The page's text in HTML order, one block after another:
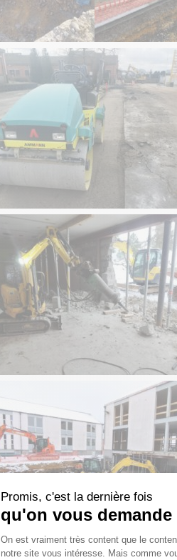
Promis, c'est la dernière fois
qu'on vous demande
Plateforme de
On est vraiment très content que le
notre site vous intéresse. Mais comme